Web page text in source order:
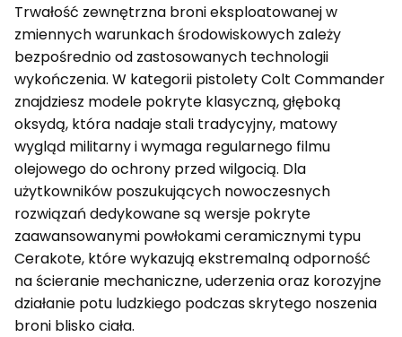
Trwałość zewnętrzna broni eksploatowanej w
zmiennych warunkach środowiskowych zależy
bezpośrednio od zastosowanych technologii
wykończenia. W kategorii pistolety Colt Commander
znajdziesz modele pokryte klasyczną, głęboką
oksydą, która nadaje stali tradycyjny, matowy
wygląd militarny i wymaga regularnego filmu
olejowego do ochrony przed wilgocią. Dla
użytkowników poszukujących nowoczesnych
rozwiązań dedykowane są wersje pokryte
zaawansowanymi powłokami ceramicznymi typu
Cerakote, które wykazują ekstremalną odporność
na ścieranie mechaniczne, uderzenia oraz korozyjne
działanie potu ludzkiego podczas skrytego noszenia
broni blisko ciała.